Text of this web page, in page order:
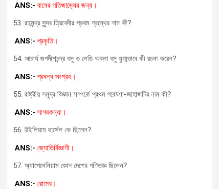
ANS:- বাসের গতিজাড্যের জন্য।
রামেন্দ্র সুন্দর ত্রিবেদীর প্রথম গ্রন্থের নাম কী?
ANS:- প্রকৃতি।
আচার্য জগদীশচন্দ্র বসু ও লেডি অবলা বসু যুগ্মভাবে কী রচনা করেন?
ANS:- প্রবন্ধ সংগ্রহ।
রাষ্ট্রীয় সমুদ্র বিজ্ঞান সম্পর্কে প্রথম গবেষণা-জাহাজটির নাম কী?
ANS:- সাগরকন্যা।
উইলিয়াম হার্সেল কে ছিলেন?
ANS:- জ্যোতির্বিজ্ঞানী।
অ্যাপেলেনিয়াম কোন দেশের গণিতজ্ঞ ছিলেন?
ANS:- রোমের।